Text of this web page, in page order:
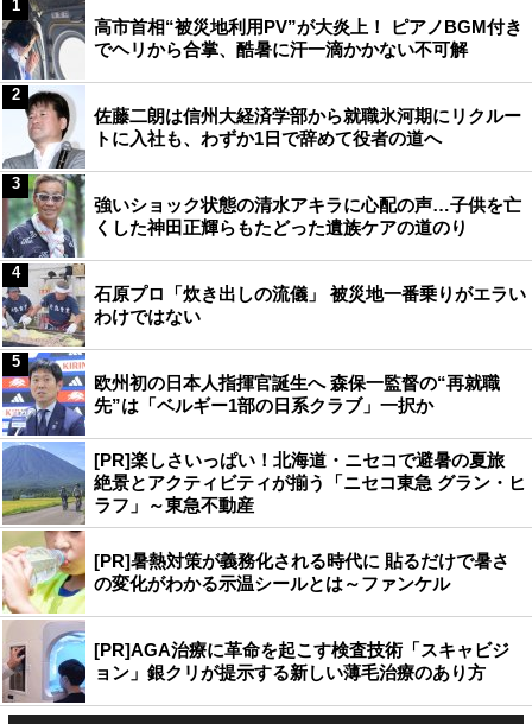
高市首相“被災地利用PV”が大炎上！ ピアノBGM付き
でヘリから合掌、酷暑に汗一滴かかない不可解
1
佐藤二朗は信州大経済学部から就職氷河期にリクルー
トに入社も、わずか1日で辞めて役者の道へ
2
強いショック状態の清水アキラに心配の声…子供を亡
くした神田正輝らもたどった遺族ケアの道のり
3
石原プロ「炊き出しの流儀」 被災地一番乗りがエラい
わけではない
4
欧州初の日本人指揮官誕生へ 森保一監督の“再就職
先”は「ベルギー1部の日系クラブ」一択か
5
[PR]楽しさいっぱい！北海道・ニセコで避暑の夏旅
絶景とアクティビティが揃う「ニセコ東急 グラン・ヒ
ラフ」～東急不動産
[PR]暑熱対策が義務化される時代に 貼るだけで暑さ
の変化がわかる示温シールとは～ファンケル
[PR]AGA治療に革命を起こす検査技術「スキャビジ
ョン」銀クリが提示する新しい薄毛治療のあり方